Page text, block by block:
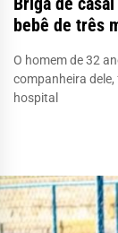
bebê de três
O homem de 32
companheira
hospital